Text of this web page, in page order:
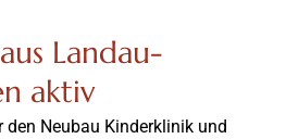
Landau-
aktiv
Neubau Kinderklinik und